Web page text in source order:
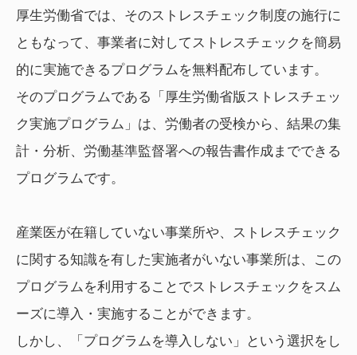
厚生労働省では、そのストレスチェック制度の施行に
ともなって、事業者に対してストレスチェックを簡易
的に実施できるプログラムを無料配布しています。
そのプログラムである「厚生労働省版ストレスチェッ
ク実施プログラム」は、労働者の受検から、結果の集
計・分析、労働基準監督署への報告書作成までできる
プログラムです。
産業医が在籍していない事業所や、ストレスチェック
に関する知識を有した実施者がいない事業所は、この
プログラムを利用することでストレスチェックをスム
ーズに導入・実施することができます。
しかし、「プログラムを導入しない」という選択をし